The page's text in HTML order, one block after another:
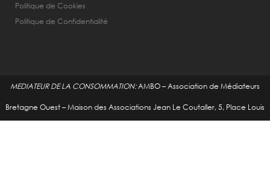
Politique de Cookies
Politique de Confidentialité
MEDIATEUR DE LA CONSOMMATION:AMBO – Association de Médiateurs
Bretagne Ouest – Maison des Associations Jean Le Coutaller, 5, Place Louis